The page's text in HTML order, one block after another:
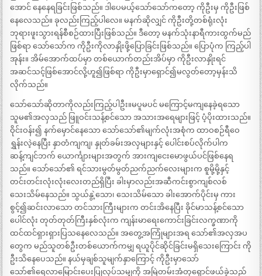
အောင် နေနေရခြင်းဖြစ်သည်။ ဒါပေမယ့်သော်သော်ကတော့ ကိုဦးမှ ကိုဦးဖြစ်
နေလေသည်။ ခုလည်းကြည့်ပါလေ။ မနက်ဆိုလျှင် ကိုဦးတို့တစ်ရုံးလုံး
ဘုရားဖူးသွားရန်စီစဉ်ထားပြီးဖြစ်သည်။ ဒီတော့ မနက်သုံးနာရီကားထွက်မည်
ဖြစ်ရာ သော်သော်က ကိုဦးကိုလာနှိုးဖို့ပြောခြင်းဖြစ်သည်။ ပြောပုံက ကြည့်ပါ
အုန်း။ အိမ်အောက်ထပ်မှာ တစ်ယောက်တည်းအိပ်မှာ ကိုဦးလာနှိုးရင်
အဆင်သင့်ဖြစ်အောင်လို့ဟူ၍ဖြစ်ရာ ကိုဦးမှာရှောင်၍မလွတ်တော့မှန်းသိ
လိုက်သည်။
သော်သော်ဆိုတာကိုလည်းကြည့်ပါဦး။မပူမပင် မကြောင့်မကျနေခဲ့ရသော
သူမ၏အလှသည် ဖြူဝင်းသန့်စင်သော အသားအရေများဖြင့် ပံ့ပိုးထားသည်။
ဝိုင်းဝန်း၍ နက်မှောင်နေသော သော်သော်၏မျက်လုံးအစုံက ထာဝစဉ်ရီဝေ
ရွှန်းလဲ့နေပြီး နှာတံကျကျ၊ နှုတ်ခမ်းအလှများနှင့် ပေါင်းစပ်လိုက်ပါက
ဆန့်ကျင်ဘက် ယောင်္ကျားများအတွက် အားကျငေးမောဖွယ်ပင်ဖြစ်နေရ
သည်။ သော်သော်၏ ရင်သားမွတ်မွတ်ညက်ညက်လေးများက စူမို့မို့နှင့်
တင်းတင်းလုံးလုံးလေးတည်ရှိပြီး ခါးမှာလည်းအဆီကင်းစွာကျစ်လစ်
သေးသိမ်နေသည်။ သွယ်နွဲ့သော၊ သေးသိမ်သော ခါးအောက်ပိုင်းမှ ကား
စွင့်၍ဆင်းလာသော တင်သားကြီးများက တင်းအိနေပြီး ခိုင်မာသန့်စင်သော
ပေါင်လုံး တုတ်တုတ်ကြီးနှစ်လုံးက ကျန်းမာရေးကောင်းခြင်းလက္ခဏာကို
ထင်ထင်ရှားရှားပြသနေလေသည်။ အတွေ့အကြုံများအရ သော်၏အလှအပ
တွေက မည်သူတစ်ဦးတစ်ယောက်ကမျှ ရယူပိုင်ဆိုင်ခြင်းမရှိသေးကြောင်း ကို
ဦးသိနေပေသည်။ နယ်မှချစ်သူမျက်နှာကြောင့် ကိုဦးမှာသော်
သော်၏ရေလာမြောင်းပေးပြုလုပ်သမျှကို အမြဲတမ်းအံတုရှောင်ဖယ်ခဲ့သည်